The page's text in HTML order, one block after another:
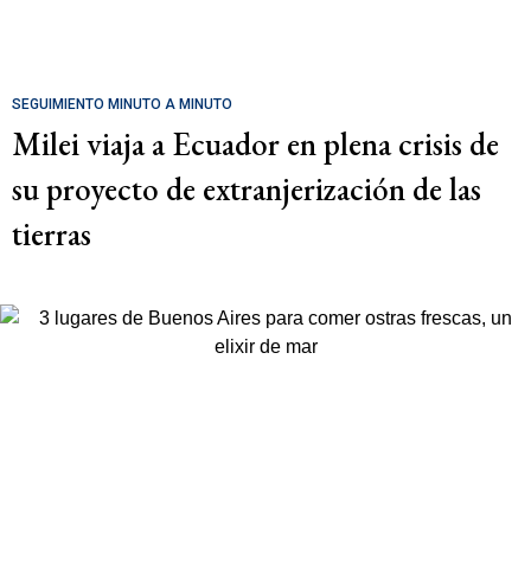
SEGUIMIENTO MINUTO A MINUTO
Milei viaja a Ecuador en plena crisis de
su proyecto de extranjerización de las
tierras